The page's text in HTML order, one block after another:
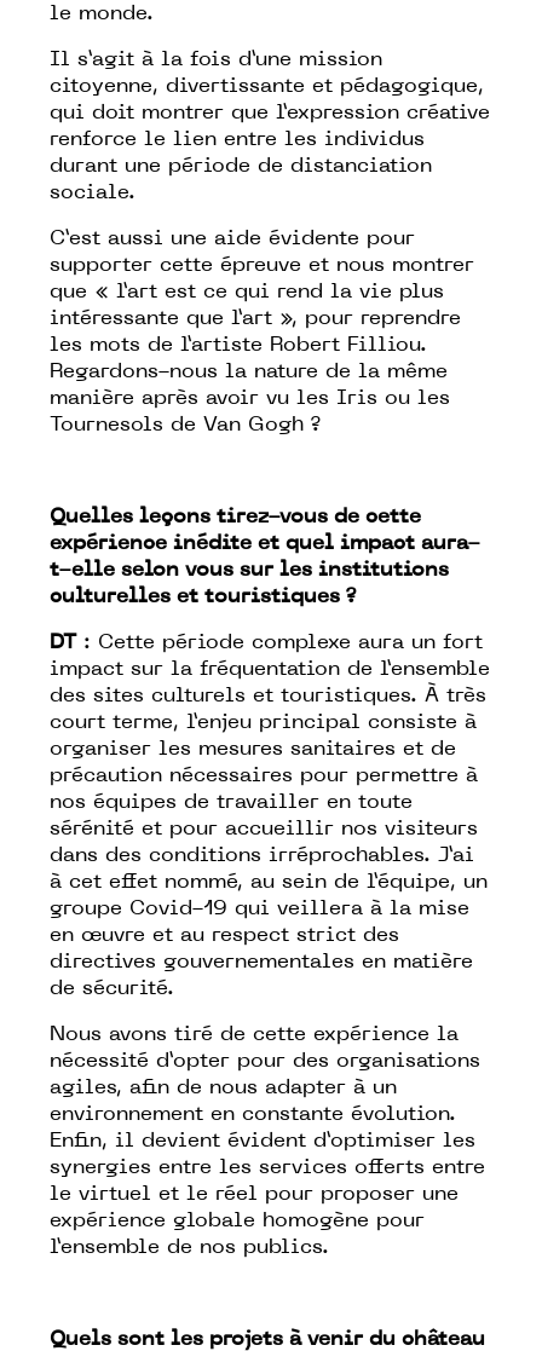
le monde.
Il s’agit à la fois d’une mission
citoyenne, divertissante et pédagogique,
qui doit montrer que l’expression créative
renforce le lien entre les individus
durant une période de distanciation
sociale.
C’est aussi une aide évidente pour
supporter cette épreuve et nous montrer
que « l’art est ce qui rend la vie plus
intéressante que l’art », pour reprendre
les mots de l’artiste Robert Filliou.
Regardons-nous la nature de la même
manière après avoir vu les Iris ou les
Tournesols de Van Gogh ?
Quelles leçons tirez-vous de cette
expérience inédite et quel impact aura-
t-elle selon vous sur les institutions
culturelles et touristiques ?
DT
: Cette période complexe aura un fort
impact sur la fréquentation de l’ensemble
des sites culturels et touristiques. À très
court terme, l’enjeu principal consiste à
organiser les mesures sanitaires et de
précaution nécessaires pour permettre à
nos équipes de travailler en toute
sérénité et pour accueillir nos visiteurs
dans des conditions irréprochables. J’ai
à cet effet nommé, au sein de l’équipe, un
groupe Covid-19 qui veillera à la mise
en œuvre et au respect strict des
directives gouvernementales en matière
de sécurité.
Nous avons tiré de cette expérience la
nécessité d’opter pour des organisations
agiles, afin de nous adapter à un
environnement en constante évolution.
Enfin, il devient évident d’optimiser les
synergies entre les services offerts entre
le virtuel et le réel pour proposer une
expérience globale homogène pour
l’ensemble de nos publics.
Quels sont les projets à venir du château